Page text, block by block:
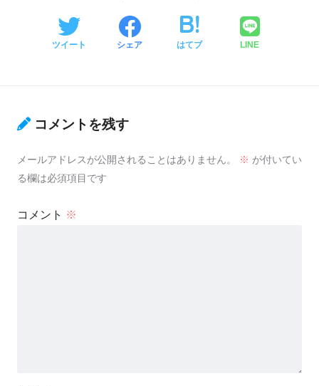
ツイート シェア はてブ LINE
コメントを残す
メールアドレスが公開されることはありません。 ※ が付いてい
る欄は必須項目です
コメント ※